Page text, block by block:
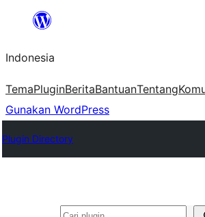
Lewati
konten
Indonesia
TemaPluginBeritaBantuanTentang
Gunakan WordPress
Plugin Directory